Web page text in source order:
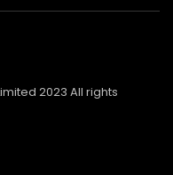
2023 All rights